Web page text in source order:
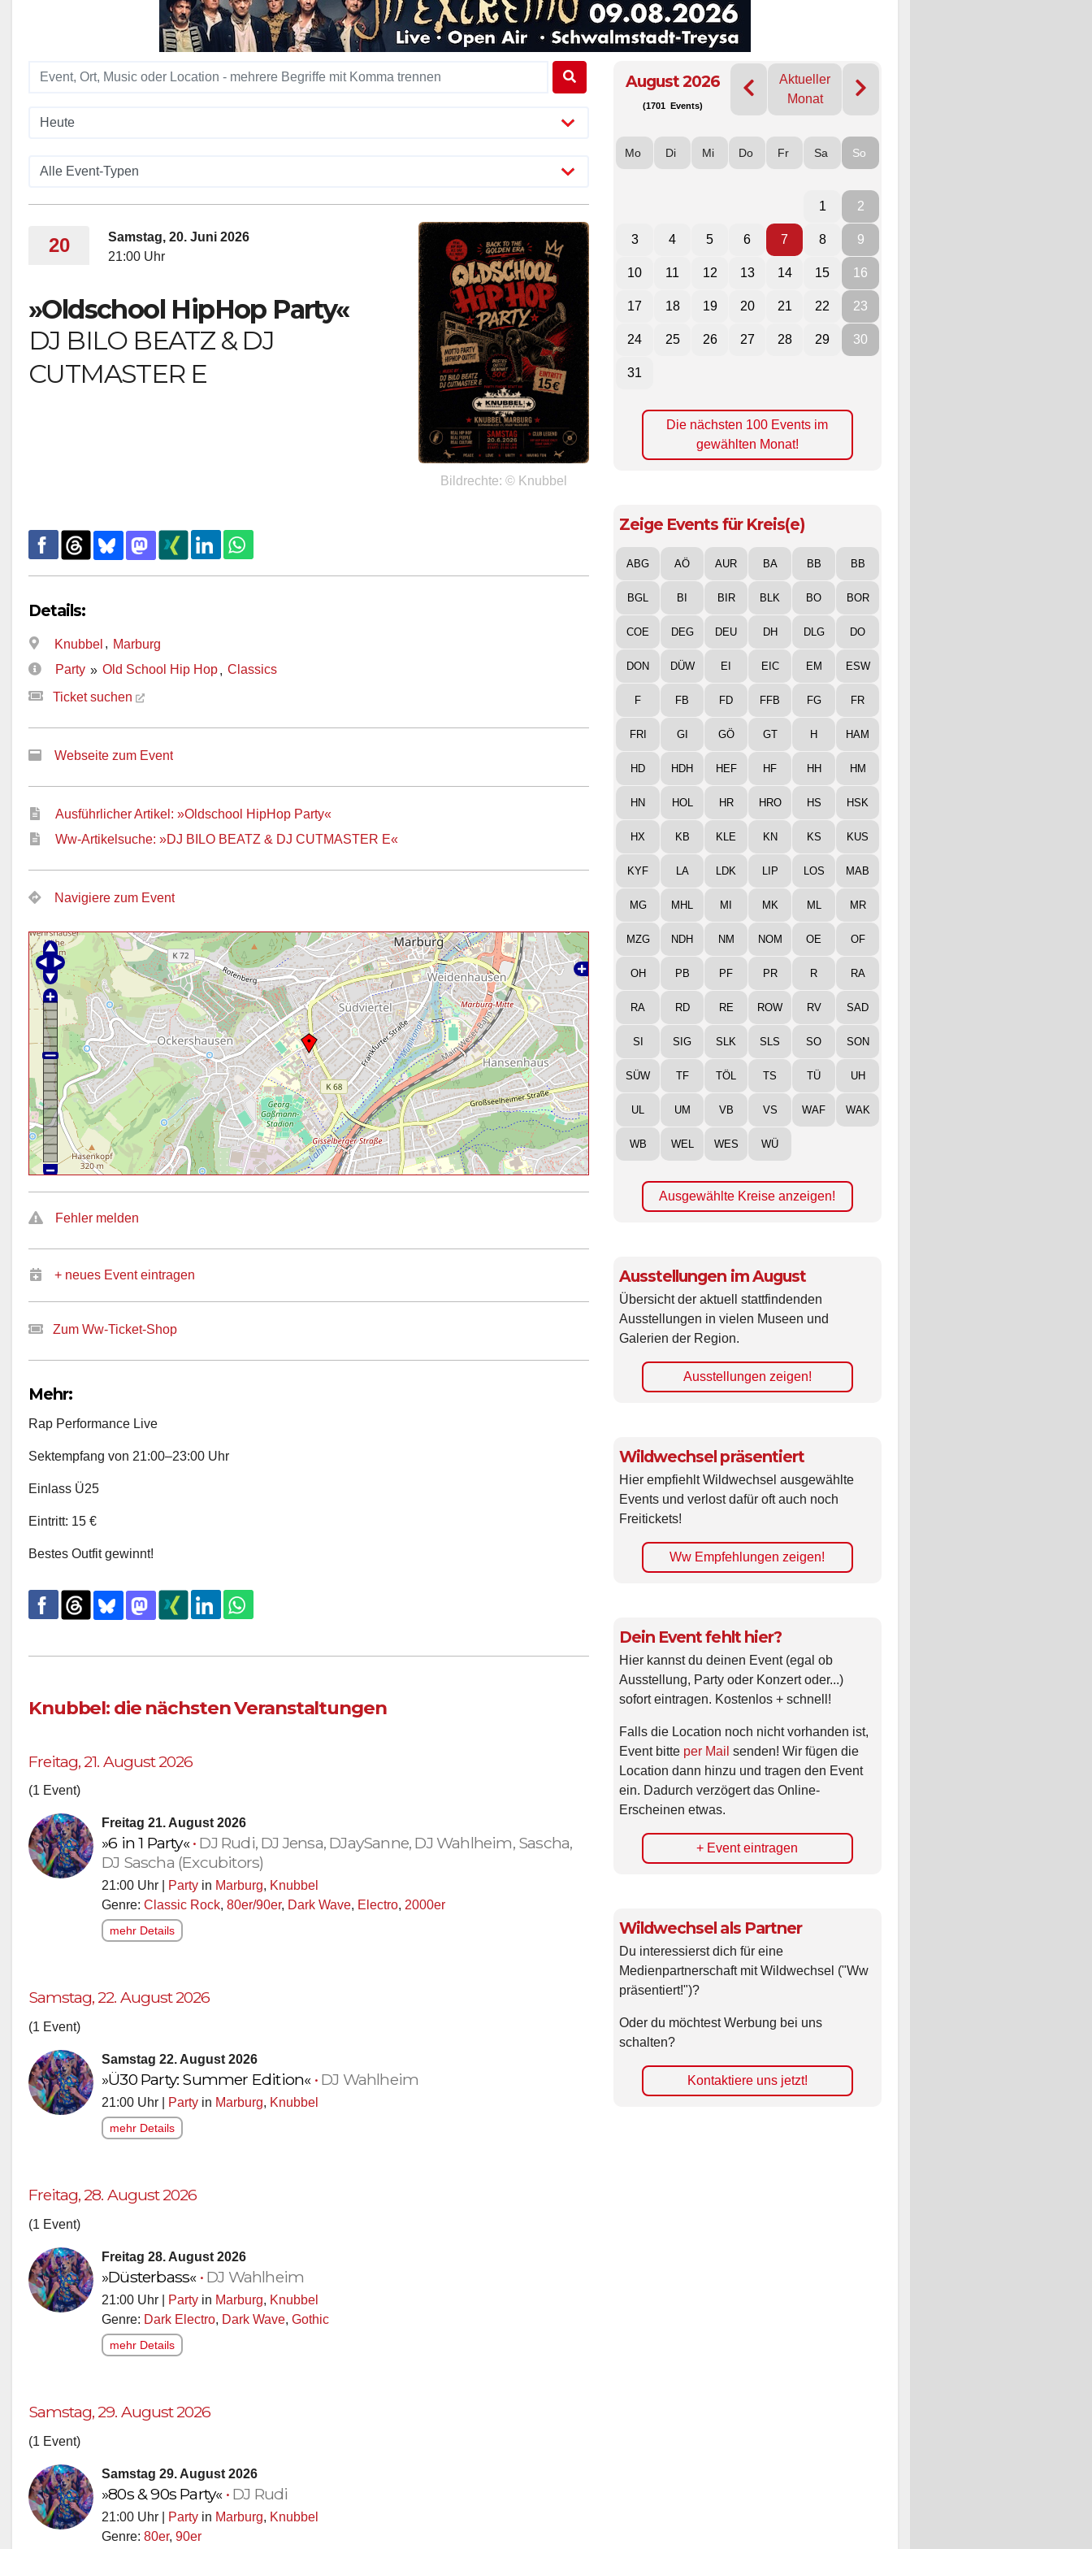
20
Samstag, 20. Juni 2026
21:00 Uhr
»Oldschool HipHop Party«
DJ BILO BEATZ & DJ
CUTMASTER E
Bildrechte: © Knubbel
Details:
Knubbel , Marburg
Party » Old School Hip Hop, Classics
Ticket suchen
Webseite zum Event
Ausführlicher Artikel: »Oldschool HipHop Party«
Ww-Artikelsuche: »DJ BILO BEATZ & DJ CUTMASTER E«
Navigiere zum Event
Fehler melden
+ neues Event eintragen
Zum Ww-Ticket-Shop
Mehr:
Rap Performance Live
Sektempfang von 21:00–23:00 Uhr
Einlass Ü25
Eintritt: 15 €
Bestes Outfit gewinnt!
Knubbel: die nächsten Veranstaltungen
Freitag, 21. August 2026
(1 Event)
Freitag 21. August 2026
»6 in 1 Party«• DJ Rudi, DJ Jensa, DJaySanne, DJ Wahlheim, Sascha,
DJ Sascha (Excubitors)
21:00 Uhr | Party in Marburg, Knubbel
Genre: Classic Rock, 80er/90er, Dark Wave, Electro, 2000er
mehr Details
Samstag, 22. August 2026
(1 Event)
Samstag 22. August 2026
»Ü30 Party: Summer Edition« • DJ Wahlheim
21:00 Uhr | Party in Marburg, Knubbel
mehr Details
Freitag, 28. August 2026
(1 Event)
Freitag 28. August 2026
»Düsterbass« • DJ Wahlheim
21:00 Uhr | Party in Marburg, Knubbel
Genre: Dark Electro, Dark Wave, Gothic
mehr Details
Samstag, 29. August 2026
(1 Event)
Samstag 29. August 2026
»80s & 90s Party« • DJ Rudi
21:00 Uhr | Party in Marburg, Knubbel
Genre: 80er, 90er
August 2026
(1701 Events)
Aktueller
Monat
Mo Di Mi Do Fr Sa So
1 2
3 4 5 6 7 8 9
10 11 12 13 14 15 16
17 18 19 20 21 22 23
24 25 26 27 28 29 30
31
Die nächsten 100 Events im
gewählten Monat!
Zeige Events für Kreis(e)
ABG AÖ AUR BA BB BB
BGL BI BIR BLK BO BOR
COE DEG DEU DH DLG DO
DON DÜW EI EIC EM ESW
F FB FD FFB FG FR
FRI GI GÖ GT H HAM
HD HDH HEF HF HH HM
HN HOL HR HRO HS HSK
HX KB KLE KN KS KUS
KYF LA LDK LIP LOS MAB
MG MHL MI MK ML MR
MZG NDH NM NOM OE OF
OH PB PF PR R RA
RA RD RE ROW RV SAD
SI SIG SLK SLS SO SON
SÜW TF TÖL TS TÜ UH
UL UM VB VS WAF WAK
WB WEL WES WÜ
Ausgewählte Kreise anzeigen!
Ausstellungen im August
Übersicht der aktuell stattfindenden
Ausstellungen in vielen Museen und
Galerien der Region.
Ausstellungen zeigen!
Wildwechsel präsentiert
Hier empfiehlt Wildwechsel ausgewählte
Events und verlost dafür oft auch noch
Freitickets!
Ww Empfehlungen zeigen!
Dein Event fehlt hier?
Hier kannst du deinen Event (egal ob
Ausstellung, Party oder Konzert oder...)
sofort eintragen. Kostenlos + schnell!
Falls die Location noch nicht vorhanden ist,
Event bitte per Mail senden! Wir fügen die
Location dann hinzu und tragen den Event
ein. Dadurch verzögert das Online-
Erscheinen etwas.
+ Event eintragen
Wildwechsel als Partner
Du interessierst dich für eine
Medienpartnerschaft mit Wildwechsel ("Ww
präsentiert!")?
Oder du möchtest Werbung bei uns
schalten?
Kontaktiere uns jetzt!